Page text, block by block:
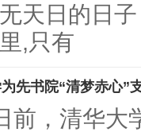
日的日
,只有
先书院“清梦赤心”
，清华大学